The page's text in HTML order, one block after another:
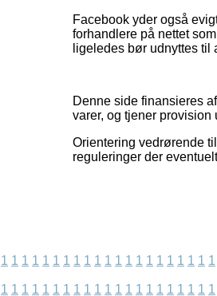
Facebook yder også
forhandlere på nettet
ligeledes bør udnyttes til
Denne side finansieres
varer, og tjener
Orientering vedrørende
reguleringer der
1 1 1 1 1 1 1 1 1 1 1 1 1 1 1 1 1 1 1 1 1
1 1 1 1 1 1 1 1 1 1 1 1 1 1 1 1 1 1 1 1 1